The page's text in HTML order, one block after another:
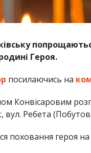
Героя.
посилаючись на
Конвісаровим
вул. Ребета
поховання героя